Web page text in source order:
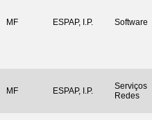
MF ESPAP, I.P. Software
MF ESPAP, I.P.
Serviços
Redes